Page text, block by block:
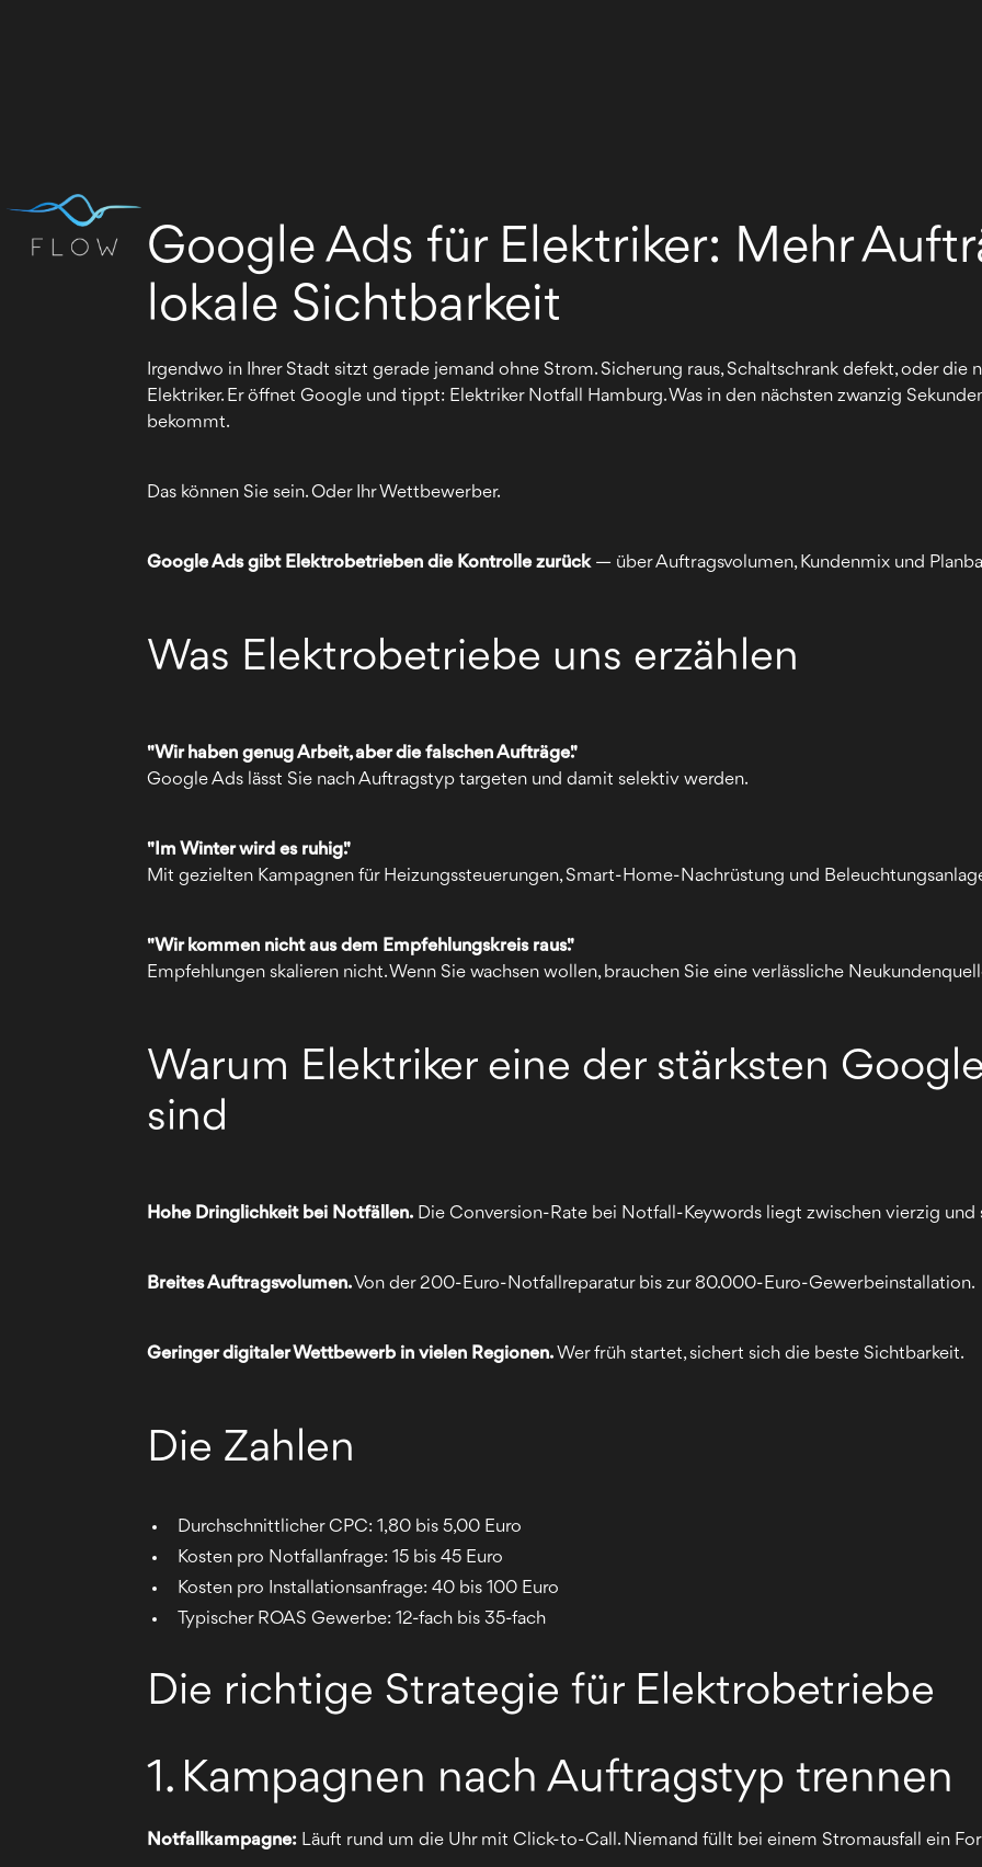
Google Ads für Elektriker: Mehr
lokale Sichtbarkeit
Irgendwo in Ihrer Stadt sitzt gerade jemand ohne Strom. Sicherung raus, Schaltschrank defekt, oder die
Elektriker. Er öffnet Google und tippt: Elektriker Notfall Hamburg. Was in den nächsten zwanzig
bekommt.
Das können Sie sein. Oder Ihr Wettbewerber.
Google Ads gibt Elektrobetrieben die Kontrolle zurück— über Auftragsvolumen, Kundenmix und
Was Elektrobetriebe uns erzählen
"Wir haben genug Arbeit, aber die falschen Aufträge."
Google Ads lässt Sie nach Auftragstyp targeten und damit selektiv werden.
"Im Winter wird es ruhig."
Mit gezielten Kampagnen für Heizungssteuerungen, Smart-Home-Nachrüstung und
"Wir kommen nicht aus dem Empfehlungskreis raus."
Empfehlungen skalieren nicht. Wenn Sie wachsen wollen, brauchen Sie eine verlässliche
Warum Elektriker eine der stärksten
sind
Hohe Dringlichkeit bei Notfällen. Die Conversion-Rate bei Notfall-Keywords liegt zwischen vierzig und
Breites Auftragsvolumen.Von der 200-Euro-Notfallreparatur bis zur 80.000-Euro-Gewerbeinstallation.
Geringer digitaler Wettbewerb in vielen Regionen.Wer früh startet, sichert sich die beste Sichtbarkeit.
Die Zahlen
Durchschnittlicher CPC: 1,80 bis 5,00 Euro
Kosten pro Notfallanfrage: 15 bis 45 Euro
Kosten pro Installationsanfrage: 40 bis 100 Euro
Typischer ROAS Gewerbe: 12-fach bis 35-fach
Die richtige Strategie für Elektrobetriebe
1. Kampagnen nach Auftragstyp trennen
Notfallkampagne: Läuft rund um die Uhr mit Click-to-Call. Niemand füllt bei einem Stromausfall ein